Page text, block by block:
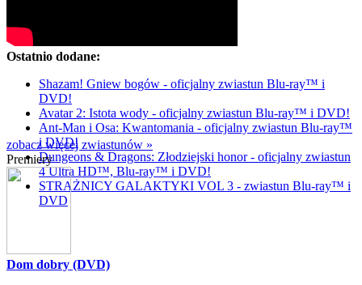
Ostatnio dodane:
Shazam! Gniew bogów - oficjalny zwiastun Blu-ray™ i
DVD!
Avatar 2: Istota wody - oficjalny zwiastun Blu-ray™ i DVD!
Ant-Man i Osa: Kwantomania - oficjalny zwiastun Blu-ray™
i DVD!
Dungeons & Dragons: Złodziejski honor - oficjalny zwiastun
4 Ultra HD™, Blu-ray™ i DVD!
STRAŻNICY GALAKTYKI VOL 3 - zwiastun Blu-ray™ i
DVD
zobacz więcej zwiastunów »
Premiery
Dom dobry (DVD)